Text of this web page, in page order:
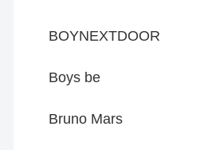
BOYNEXTDOOR
Boys be
Bruno Mars